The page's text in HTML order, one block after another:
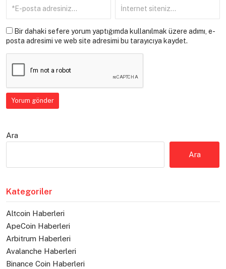
Bir dahaki sefere yorum yaptığımda kullanılmak üzere adımı, e-
posta adresimi ve web site adresimi bu tarayıcıya kaydet.
Ara
Ara
Kategoriler
Altcoin Haberleri
ApeCoin Haberleri
Arbitrum Haberleri
Avalanche Haberleri
Binance Coin Haberleri